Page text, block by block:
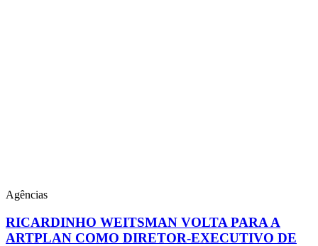
Agências
RICARDINHO WEITSMAN VOLTA PARA A
ARTPLAN COMO DIRETOR-EXECUTIVO DE